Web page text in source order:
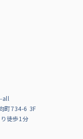
all
町734-6 3F
徒歩1分